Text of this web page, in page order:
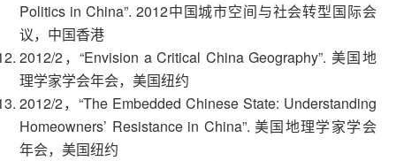
Politics in China”. 2012中国城市空间与社会转型国际会
议，中国香港
2012/2，“Envision a Critical China Geography”. 美国地
理学家学会年会，美国纽约
2012/2，“The Embedded Chinese State: Understanding
Homeowners’ Resistance in China”. 美国地理学家学会
年会，美国纽约